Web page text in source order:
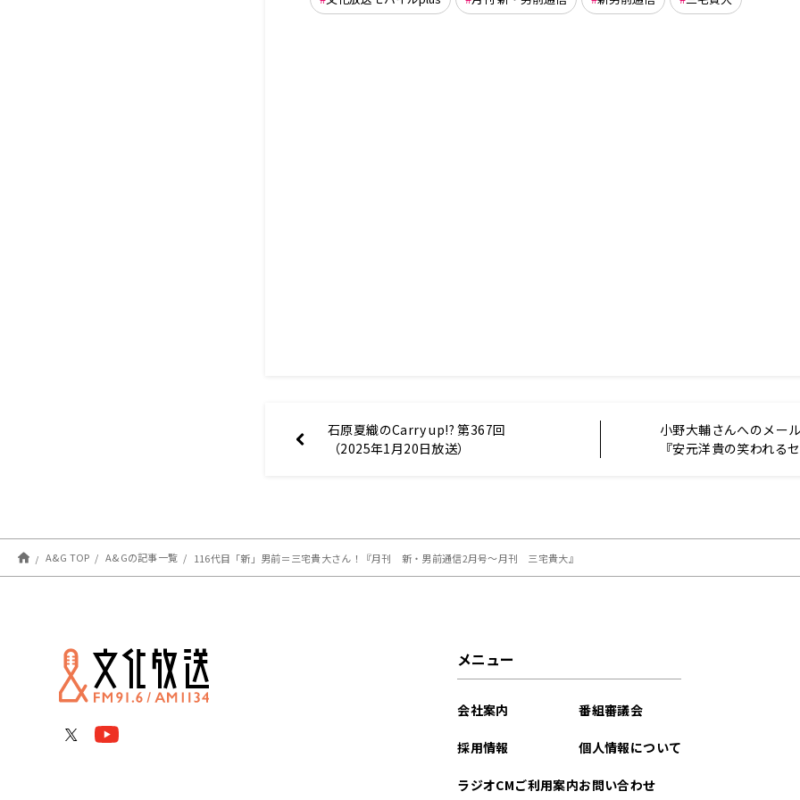
石原夏織のCarry up!? 第367回
（2025年1月20日放送）
小野大輔さんへのメー
『安元洋貴の笑われる
A&G TOP A&Gの記事一覧 116代目「新」男前＝三宅貴大さん！『月刊 新・男前通信2月号～月刊 三宅貴大』
メニュー
会社案内
採用情報
ラジオCMご利用案内
番組審議会
個人情報について
お問い合わせ